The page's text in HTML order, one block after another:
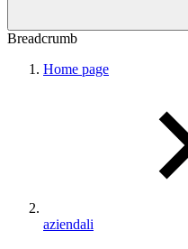
Breadcrumb
Home page
aziendali